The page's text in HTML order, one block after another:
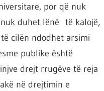
por që nuk
duhet lënë të kalojë,
cilën ndodhet arsimi
publike është
drejt rrugëve të reja
në drejtimin e